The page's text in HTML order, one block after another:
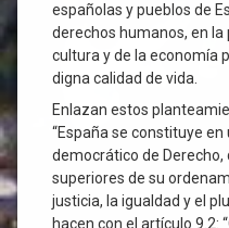
españolas y pueblos de
derechos humanos, en
cultura y de la economía
digna calidad de vida.
Enlazan estos
“España se constituye en
democrático de
superiores de su
justicia, la igualdad y el
hacen con el artículo 9.2: